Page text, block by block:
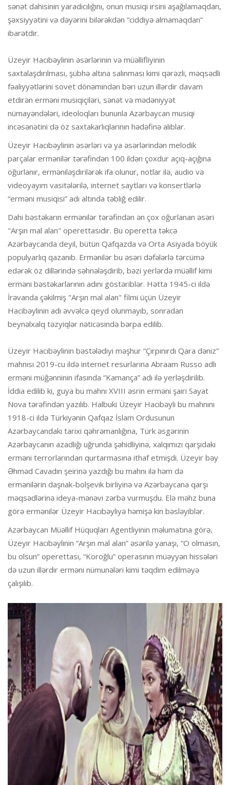
sənət dahisinin yaradıcılığını, onun musiqi irsini aşağılamaqdan,
şəxsiyyətini və dəyərini bilərəkdən “ciddiyə almamaqdan”
ibarətdir.
Üzeyir Hacıbəylinin əsərlərinin və müəllifliyinin
saxtalaşdırılması, şübhə altına salınması kimi qərəzli, məqsədli
fəaliyyətlərini sovet dönəmindən bəri uzun illərdir davam
etdirən erməni musiqiçiləri, sənət və mədəniyyət
nümayəndələri, ideoloqları bununla Azərbaycan musiqi
incəsənətini də öz saxtakarlıqlarının hədəfinə alıblar.
Üzeyir Hacıbəylinin əsərləri və ya əsərlərindən melodik
parçalar ermənilər tərəfindən 100 ildən çoxdur açıq-açığına
oğurlanır, erməniləşdirilərək ifa olunur, notlar ilə, audio və
videoyayım vasitələrilə, internet saytları və konsertlərlə
“erməni musiqisi” adı altında təbliğ edilir.
Dahi bəstəkarın ermənilər tərəfindən ən çox oğurlanan əsəri
"Arşın mal alan" operettasıdır. Bu operetta təkcə
Azərbaycanda deyil, bütün Qafqazda və Orta Asiyada böyük
populyarlıq qazanıb. Ermənilər bu əsəri dəfələrlə tərcümə
edərək öz dillərində səhnələşdirib, bəzi yerlərdə müəllif kimi
erməni bəstəkarlarının adını göstəriblər. Hətta 1945-ci ildə
İrəvanda çəkilmiş "Arşın mal alan" filmi üçün Üzeyir
Hacıbəylinin adı əvvəlcə qeyd olunmayıb, sonradan
beynəlxalq təzyiqlər nəticəsində bərpa edilib.
Üzeyir Hacıbəylinin bəstələdiyi məşhur “Çırpınırdı Qara dəniz”
mahnısı 2019-cu ildə internet resurlarına Abraam Russo adlı
erməni müğənninin ifasında “Kamança” adı ilə yerləşdirilib.
İddia edilib ki, guya bu mahnı XVIII əsrin erməni şairi Sayat
Nova tərəfindən yazılıb. Halbuki Üzeyir Hacıbəyli bu mahnını
1918-ci ildə Türkiyənin Qafqaz İslam Ordusunun
Azərbaycandakı tarixi qəhrəmanlığına, Türk əsgərinin
Azərbaycanın azadlığı uğrunda şəhidliyinə, xalqımızı qarşıdakı
erməni terrorlarından qurtarmasına ithaf etmişdi. Üzeyir bəy
Əhməd Cavadın şeirinə yazdığı bu mahnı ilə həm də
ermənilərin daşnak-bolşevik birliyinə və Azərbaycana qarşı
məqsədlərinə ideya-mənəvi zərbə vurmuşdu. Elə məhz buna
görə ermənilər Üzeyir Hacıbəyliyə həmişə kin bəsləyiblər.
Azərbaycan Müəllif Hüquqları Agentliyinin məlumatına görə,
Üzeyir Hacıbəylinin “Arşın mal alan” əsərilə yanaşı, “O olmasın,
bu olsun” operettası, “Koroğlu” operasının müəyyən hissələri
də uzun illərdir erməni nümunələri kimi təqdim edilməyə
çalışılıb.